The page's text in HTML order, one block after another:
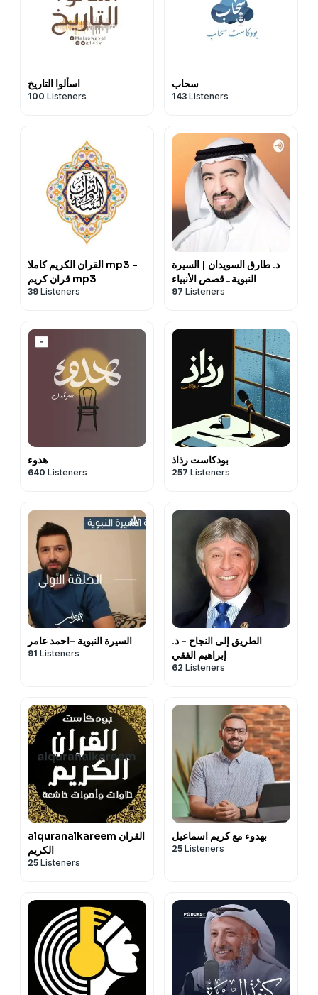
اسألوا التاريخ
100 Listeners
سحاب
143 Listeners
القران الكريم كاملا mp3 -
قران كريم mp3
39 Listeners
د. طارق السويدان | السيرة
النبوية ـ قصص الأنبياء
97 Listeners
هدوء
640 Listeners
بودكاست رذاذ
257 Listeners
السيرة النبوية -احمد عامر
91 Listeners
الطريق إلى النجاح - د.
إبراهيم الفقي
62 Listeners
alquranalkareem القران
الكريم
25 Listeners
بهدوء مع كريم اسماعيل
25 Listeners